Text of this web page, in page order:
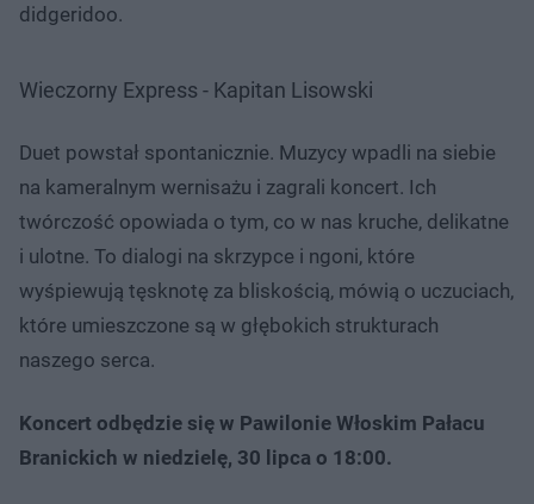
didgeridoo.
Wieczorny Express - Kapitan Lisowski
Duet powstał spontanicznie. Muzycy wpadli na siebie
na kameralnym wernisażu i zagrali koncert. Ich
twórczość opowiada o tym, co w nas kruche, delikatne
i ulotne. To dialogi na skrzypce i ngoni, które
wyśpiewują tęsknotę za bliskością, mówią o uczuciach,
które umieszczone są w głębokich strukturach
naszego serca.
Koncert odbędzie się w Pawilonie Włoskim Pałacu
Branickich w niedzielę, 30 lipca o 18:00.